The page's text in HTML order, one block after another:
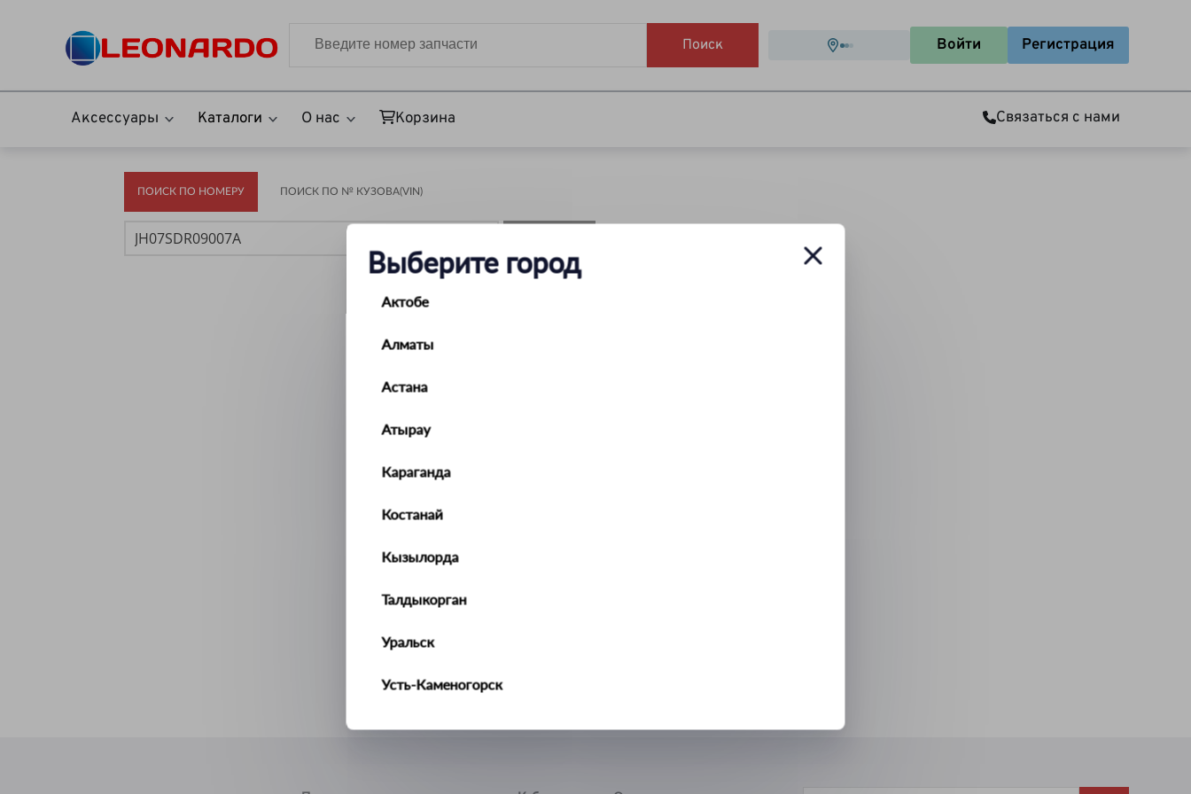
Поиск
Выберите город
Актобе
Алматы
Астана
Атырау
Караганда
Костанай
Кызылорда
Талдыкорган
Уральск
Усть-Каменогорск
Шымкент
Войти Регистрация
Аксессуары Каталоги О нас Корзина Связаться с нами
ПОИСК ПО НОМЕРУ ПОИСК ПО № КУЗОВА(VIN)